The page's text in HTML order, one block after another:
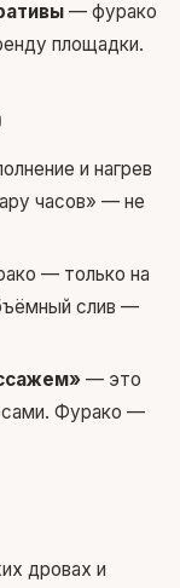
— фурако
площадки.
и нагрев
часов» — не
— только на
слив —
— это
Фурако —
дровах и